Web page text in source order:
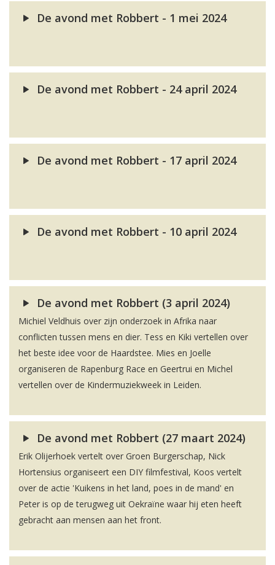
De avond met Robbert - 1 mei 2024
De avond met Robbert - 24 april 2024
De avond met Robbert - 17 april 2024
De avond met Robbert - 10 april 2024
De avond met Robbert (3 april 2024)
Michiel Veldhuis over zijn onderzoek in Afrika naar
conflicten tussen mens en dier. Tess en Kiki vertellen over
het beste idee voor de Haardstee. Mies en Joelle
organiseren de Rapenburg Race en Geertrui en Michel
vertellen over de Kindermuziekweek in Leiden.
De avond met Robbert (27 maart 2024)
Erik Olijerhoek vertelt over Groen Burgerschap, Nick
Hortensius organiseert een DIY filmfestival, Koos vertelt
over de actie 'Kuikens in het land, poes in de mand' en
Peter is op de terugweg uit Oekraïne waar hij eten heeft
gebracht aan mensen aan het front.